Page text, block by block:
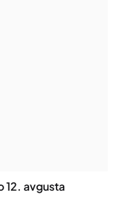
12. avgusta